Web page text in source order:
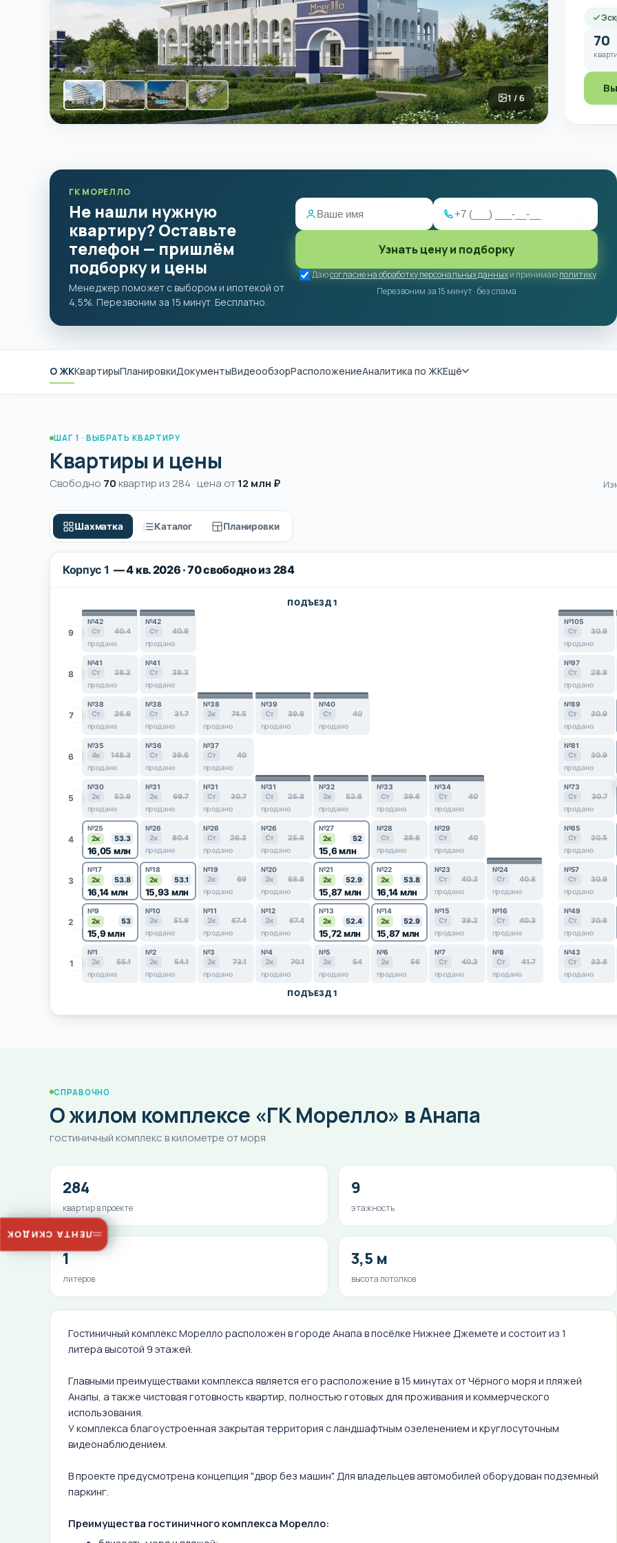
1 / 6
70
ГК МОРЕЛЛО
Не нашли нужную
квартиру? Оставьте
телефон — пришлём
подборку и цены
Менеджер поможет с выбором и ипотекой от
4,5%. Перезвоним за 15 минут. Бесплатно.
Узнать цену и подборку
Даюсогласие на обработку персональных данныхи принимаюполитику
Перезвоним за 15 минут · без спама
О ЖККвартирыПланировкиДокументыВидеообзорРасположениеАналитика по ЖКЕщё
ШАГ 1 · ВЫБРАТЬ КВАРТИРУ
Квартиры и цены
Свободно 70квартир из 284 · цена от12 млн ₽
Шахматка Каталог Планировки
Корпус 1 — 4 кв. 2026 · 70 свободно из 284
ПОДЪЕЗД 1
9
№42
Ст
40.4
продано
№42
Ст
40.9
продано
№105
Ст
30.9
продано
8
№41
Ст
38.2
продано
№41
Ст
38.3
продано
№97
Ст
28.8
продано
7
№38
Ст
26.6
продано
№38
Ст
31.7
продано
№38
2к
74.5
продано
№39
Ст
39.6
продано
№40
Ст
40
продано
№89
Ст
30.9
продано
6
№35
4к
148.3
продано
№36
Ст
39.6
продано
№37
Ст
40
продано
№81
Ст
30.9
продано
5
№30
2к
52.9
продано
№31
2к
69.7
продано
№31
Ст
30.7
продано
№31
Ст
25.8
продано
№32
2к
52.8
продано
№33
Ст
39.6
продано
№34
Ст
40
продано
№73
Ст
30.7
продано
4
№25
2к 53.3
16,05 млн
№26
2к
80.4
продано
№26
Ст
26.3
продано
№26
Ст
25.6
продано
№27
2к 52
15,6 млн
№28
Ст
39.6
продано
№29
Ст
40
продано
№65
Ст
30.5
продано
3
№17
2к 53.8
16,14 млн
№18
2к 53.1
15,93 млн
№19
2к
69
продано
№20
2к
68.8
продано
№21
2к 52.9
15,87 млн
№22
2к 53.8
16,14 млн
№23
Ст
40.3
продано
№24
Ст
40.8
продано
№57
Ст
30.9
продано
2
№9
2к 53
15,9 млн
№10
2к
51.9
продано
№11
2к
67.4
продано
№12
2к
67.4
продано
№13
2к 52.4
15,72 млн
№14
2к 52.9
15,87 млн
№15
Ст
39.2
продано
№16
Ст
40.3
продано
№49
Ст
30.6
продано
1
№1
2к
55.1
продано
№2
2к
54.1
продано
№3
2к
73.1
продано
№4
2к
70.1
продано
№5
2к
54
продано
№6
2к
56
продано
№7
Ст
40.2
продано
№8
Ст
41.7
продано
№43
Ст
33.8
продано
ПОДЪЕЗД 1
СПРАВОЧНО
О жилом комплексе «ГК Морелло» в Анапа
гостиничный комплекс в километре от моря
284
квартир в проекте
9
этажность
1
литеров
3,5 м
высота потолков
Гостиничный комплекс Морелло расположен в городе Анапа в посёлке Нижнее Джемете и состоит из 1
литера высотой 9 этажей.
Главными преимуществами комплекса является его расположение в 15 минутах от Чёрного моря и пляжей
Анапы, а также чистовая готовность квартир, полностью готовых для проживания и коммерческого
использования.
У комплекса благоустроенная закрытая территория с ландшафтным озеленением и круглосуточным
видеонаблюдением.
В проекте предусмотрена концепция "двор без машин". Для владельцев автомобилей оборудован подземный
паркинг.
Преимущества гостиничного комплекса Морелло:
ЛЕНТА СКИДОК